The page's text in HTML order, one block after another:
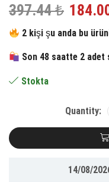
397.44₺ Orijinal
fiyat:
2 kişi şu anda bu
Son 48 saatte 2 adet
Stokta
14/08/